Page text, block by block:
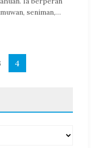
seniman,…
4